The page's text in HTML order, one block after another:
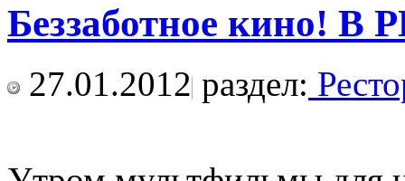
Беззаботное кино!
27.01.2012 раздел: